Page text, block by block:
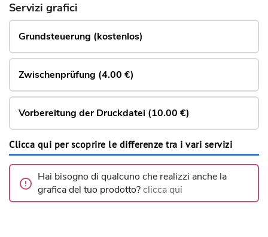
Servizi grafici
Grundsteuerung (kostenlos)
Zwischenprüfung (4.00 €)
Vorbereitung der Druckdatei (10.00 €)
Clicca qui per scoprire le differenze tra i vari servizi
Hai bisogno di qualcuno che realizzi anche la
grafica del tuo prodotto?clicca qui